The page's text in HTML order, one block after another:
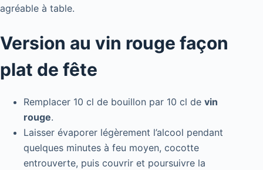
agréable à table.
Version au vin rouge façon
plat de fête
Remplacer 10 cl de bouillon par 10 cl de vin
rouge.
Laisser évaporer légèrement l’alcool pendant
quelques minutes à feu moyen, cocotte
entrouverte, puis couvrir et poursuivre la